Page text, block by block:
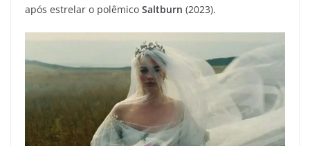
após estrelar o polêmico Saltburn (2023).